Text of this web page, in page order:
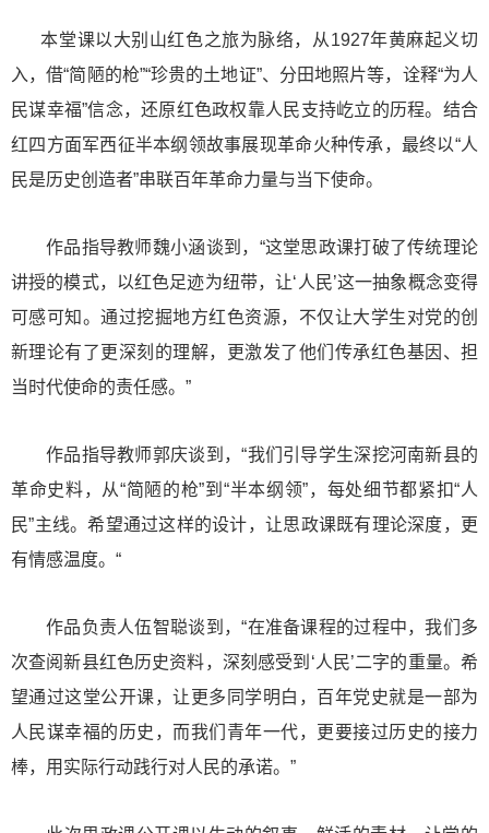
本堂课以大别山红色之旅为脉络，从 1927年黄麻起义切
入，借“简陋的枪”“珍贵的土地证”、分田地照片等，诠释“为人
民谋幸福”信念，还原红色政权靠人民支持屹立的历程。结合
红四方面军西征半本纲领故事展现革命火种传承，最终以“人
民是历史创造者”串联百年革命力量与当下使命。
作品指导教师魏小涵谈到，“这堂思政课打破了传统理论
讲授的模式，以红色足迹为纽带，让‘人民’这一抽象概念变得
可感可知。通过挖掘地方红色资源，不仅让大学生对党的创
新理论有了更深刻的理解，更激发了他们传承红色基因、担
当时代使命的责任感。”
作品指导教师郭庆谈到，“我们引导学生深挖河南新县的
革命史料，从“简陋的枪”到“半本纲领”，每处细节都紧扣“人
民”主线。希望通过这样的设计，让思政课既有理论深度，更
有情感温度。“
作品负责人伍智聪谈到，“在准备课程的过程中，我们多
次查阅新县红色历史资料，深刻感受到‘人民’二字的重量。希
望通过这堂公开课，让更多同学明白，百年党史就是一部为
人民谋幸福的历史，而我们青年一代，更要接过历史的接力
棒，用实际行动践行对人民的承诺。”